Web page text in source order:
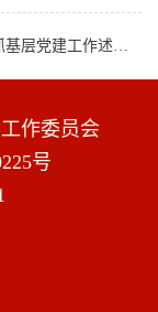
上一条：2024年度省直单位党组（党委）书记抓基层党建工作述职评议会议召开
作委员会
号